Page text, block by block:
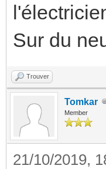
Sur du
Trouver
Tomkar
Member
21/10/2019,